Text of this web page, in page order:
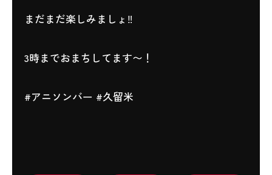
まだまだ楽しみましょ‼️
3時までおまちしてます〜！
#アニソンバー #久留米